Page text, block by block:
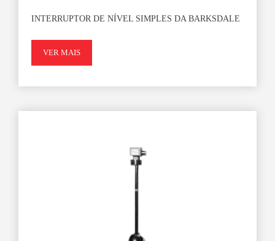
INTERRUPTOR DE NÍVEL SIMPLES DA BARKSDALE
VER MAIS